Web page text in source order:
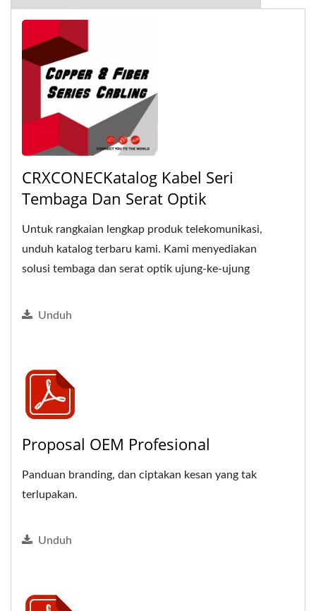
CRXCONECKatalog Kabel Seri
Tembaga Dan Serat Optik
Untuk rangkaian lengkap produk telekomunikasi,
unduh katalog terbaru kami. Kami menyediakan
solusi tembaga dan serat optik ujung-ke-ujung
Unduh
Proposal OEM Profesional
Panduan branding, dan ciptakan kesan yang tak
terlupakan.
Unduh